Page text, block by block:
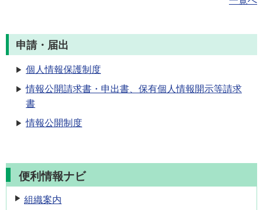
申請・届出
個人情報保護制度
情報公開請求書・申出書、保有個人情報開示等請求
書
情報公開制度
便利情報ナビ
組織案内